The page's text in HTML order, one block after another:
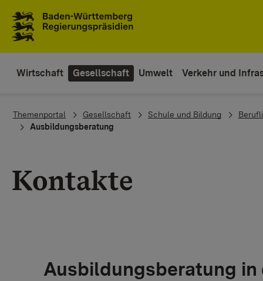
Wirtschaft Gesellschaft Umwelt Verkehr und
You are here:
Themenportal Gesellschaft Schule und Bildung
Ausbildungsberatung
Kontakte
Ausbildungsberatung in